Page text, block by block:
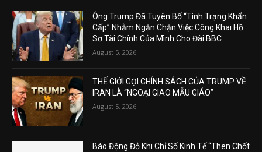
Ông Trump Đã Tuyên Bố “Tình Trạng Khẩn
Cấp” Nhằm Ngăn Chặn Việc Công Khai Hồ
Sơ Tài Chính Của Mình Cho Đài BBC
August 5, 2026
THẾ GIỚI GỌI CHÍNH SÁCH CỦA TRUMP VỀ
IRAN LÀ “NGOẠI GIAO MẪU GIÁO”
August 5, 2026
Báo Động Đỏ Khi Chỉ Số Kinh Tế “Then Chốt